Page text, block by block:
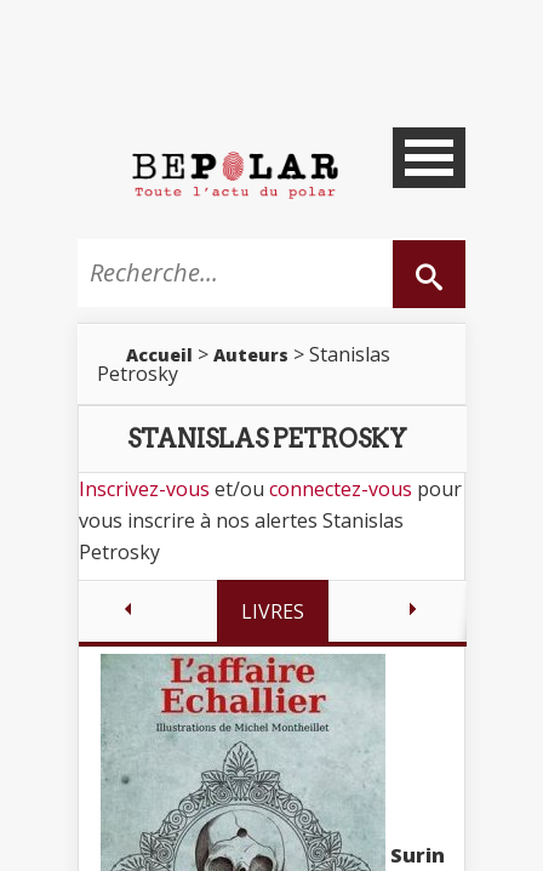
Accueil > Auteurs > Stanislas
Petrosky
STANISLAS PETROSKY
Inscrivez-vous et/ou connectez-vous pour
vous inscrire à nos alertes Stanislas
Petrosky
LIVRES
Surin